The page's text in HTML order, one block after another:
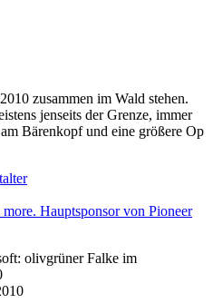
zusammen im Wald stehen.
jenseits der Grenze, immer
Bärenkopf und eine größere Op